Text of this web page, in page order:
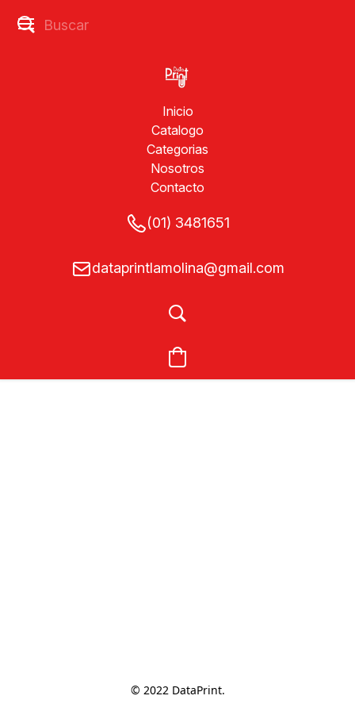
Inicio
Catalogo
Categorias
Nosotros
Contacto
(01) 3481651
dataprintlamolina@gmail.com
© 2022 DataPrint.